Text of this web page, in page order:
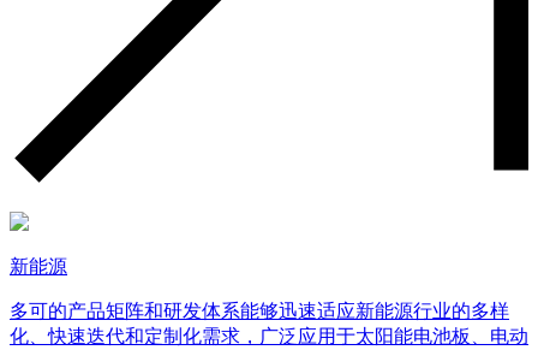
新能源
多可的产品矩阵和研发体系能够迅速适应新能源行业的多样
化、快速迭代和定制化需求，广泛应用于太阳能电池板、电动